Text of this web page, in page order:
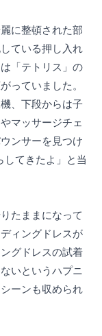
に整頓された部
ている押し入れ
「テトリス」の
っていました。
、下段からは子
マッサージチェ
ンサーを見つけ
してきたよ」と当
たままになって
ィングドレスが
グドレスの試着
いというハプニ
ーンも収められ